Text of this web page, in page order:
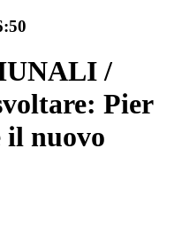
/
Pier
nuovo